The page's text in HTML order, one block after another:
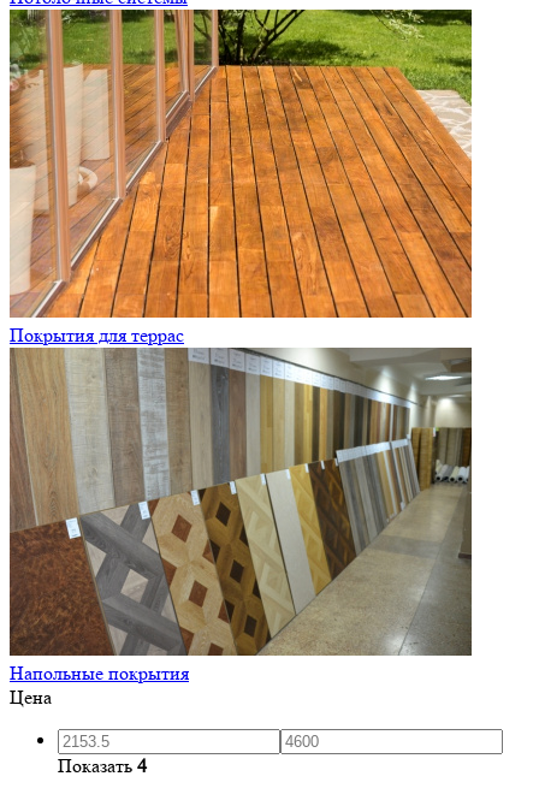
Покрытия для террас
Напольные покрытия
Цена
Показать 4